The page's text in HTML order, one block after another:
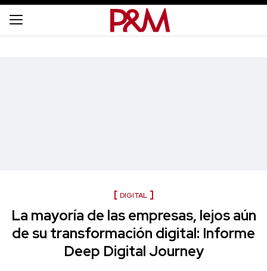
DIGITAL
La mayoría de las empresas, lejos aún
de su transformación digital: Informe
Deep Digital Journey